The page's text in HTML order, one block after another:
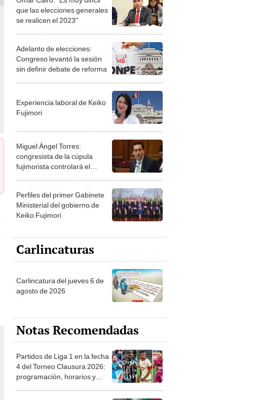
que las elecciones generales
se realicen el 2023"
Adelanto de elecciones:
Congreso levantó la sesión
sin definir debate de reforma
Experiencia laboral de Keiko
Fujimori
Miguel Ángel Torres:
congresista de la cúpula
fujimorista controlará el
Perfiles del primer Gabinete
Ministerial del gobierno de
Keiko Fujimori
Carlincaturas
Carlincatura del jueves 6 de
agosto de 2026
Notas Recomendadas
Partidos de Liga 1 en la fecha
4 del Torneo Clausura 2026:
programación, horarios y